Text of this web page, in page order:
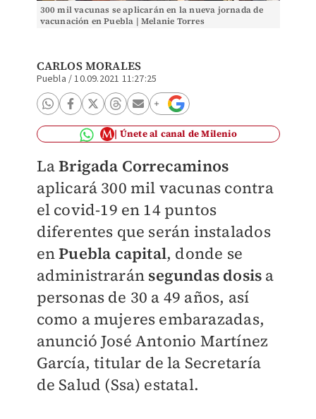
300 mil vacunas se aplicarán en la nueva jornada de
vacunación en Puebla | Melanie Torres
CARLOS MORALES
Puebla /10.09.2021 11:27:25
Únete al canal de Milenio
LaBrigada Correcaminos
aplicará 300 mil vacunas contra
el covid-19 en 14 puntos
diferentes que serán instalados
enPuebla capital, donde se
administrarán segundas dosis a
personas de 30 a 49 años, así
como a mujeres embarazadas,
anunció José Antonio Martínez
García, titular de la Secretaría
de Salud (Ssa) estatal.